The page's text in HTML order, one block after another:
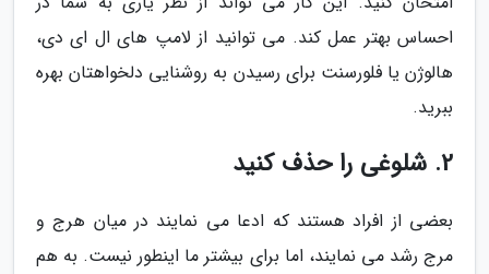
احساس بهتر عمل کند. می توانید از لامپ های ال ای دی،
هالوژن یا فلورسنت برای رسیدن به روشنایی دلخواهتان بهره
ببرید.
2. شلوغی را حذف کنید
بعضی از افراد هستند که ادعا می نمایند در میان هرج و
مرج رشد می نمایند، اما برای بیشتر ما اینطور نیست. به هم